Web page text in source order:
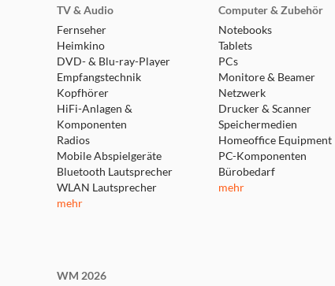
TV & Audio
Fernseher
Heimkino
DVD- & Blu-ray-Player
Empfangstechnik
Kopfhörer
HiFi-Anlagen &
Komponenten
Radios
Mobile Abspielgeräte
Bluetooth Lautsprecher
WLAN Lautsprecher
mehr
Computer & Zubehör
Notebooks
Tablets
PCs
Monitore & Beamer
Netzwerk
Drucker & Scanner
Speichermedien
Homeoffice Equipment
PC-Komponenten
Bürobedarf
mehr
WM 2026